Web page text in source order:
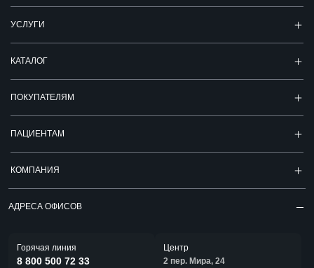
УСЛУГИ
КАТАЛОГ
ПОКУПАТЕЛЯМ
ПАЦИЕНТАМ
КОМПАНИЯ
АДРЕСА ОФИСОВ
Горячая линия
8 800 500 72 33
Центр
2 пер. Мира, 24